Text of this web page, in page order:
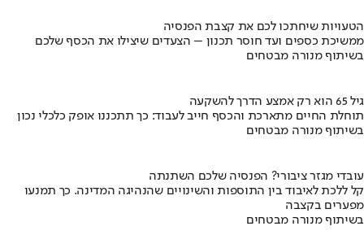
הטעויות שיחתכו לכם את קצבת הפנסיה
ממשיכת כספים ועד חוסר תכנון – הצעדים שיצילו את הכסף שלכם
בשיתוף מנורה מבטחים
גיל 65 הוא רק אמצע הדרך להשקעה
תוחלת החיים מתארכת והכסף חייב לעבוד: כך תתכננו אופק כלכלי נכון
בשיתוף מנורה מבטחים
עובדי מגזר ציבורי? הפנסיה שלכם השתנתה
קל ללכת לאיבוד בין התוספות והשינויים שהנהיגה המדינה. כך תמנעו
מפערים בקצבה
בשיתוף מנורה מבטחים